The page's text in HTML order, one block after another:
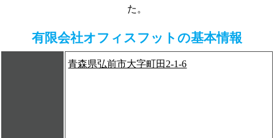
た。
有限会社オフィスフットの基本情報
青森県弘前市大字町田2-1-6